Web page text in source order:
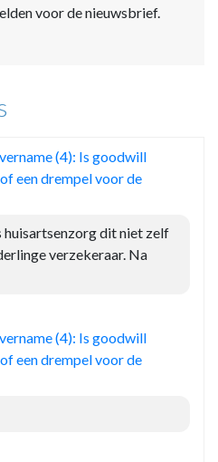
voor de nieuwsbrief.
(4): Is goodwill
een drempel voor de
huisartsenzorg dit niet zelf
verzekeraar. Na
(4): Is goodwill
een drempel voor de